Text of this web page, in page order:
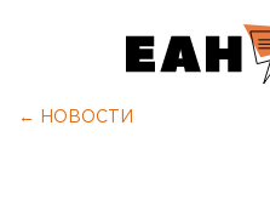
← НОВОСТИ